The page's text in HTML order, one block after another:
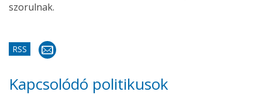
szorulnak.
RSS
Kapcsolódó politikusok